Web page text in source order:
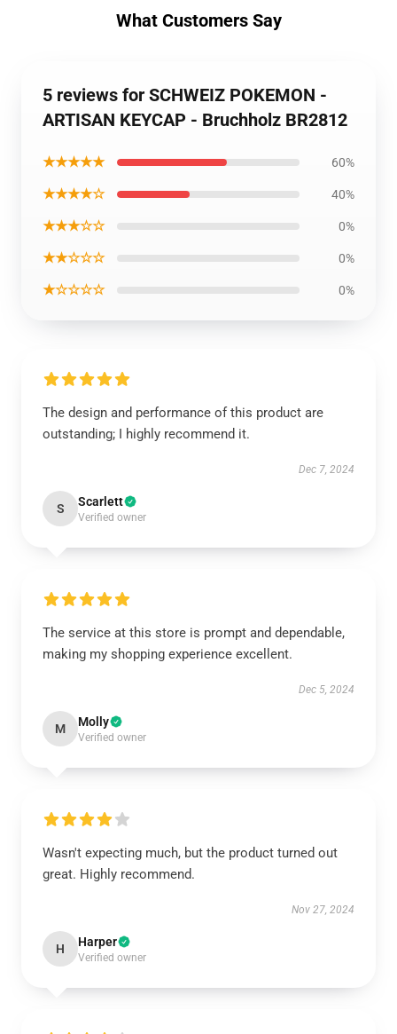
What Customers Say
5 reviews for SCHWEIZ POKEMON -
ARTISAN KEYCAP - Bruchholz BR2812
★★★★★ 60%
★★★★☆ 40%
★★★☆☆ 0%
★★☆☆☆ 0%
★☆☆☆☆ 0%
The design and performance of this product are
outstanding; I highly recommend it.
Dec 7, 2024
S Scarlett
Verified owner
The service at this store is prompt and dependable,
making my shopping experience excellent.
Dec 5, 2024
M Molly
Verified owner
Wasn't expecting much, but the product turned out
great. Highly recommend.
Nov 27, 2024
H Harper
Verified owner